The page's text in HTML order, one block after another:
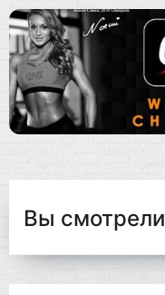
Вы смотрели